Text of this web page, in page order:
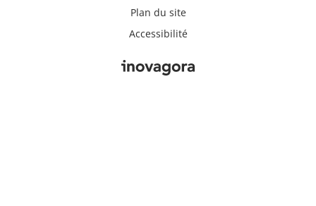
Plan du site
Accessibilité